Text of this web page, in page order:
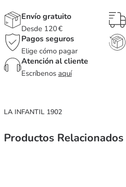
Envío gratuito
Desde 120 €
Pagos seguros
Elige cómo pagar
Atención al cliente
Escríbenos aquí
LA INFANTIL 1902
Productos Relacionados